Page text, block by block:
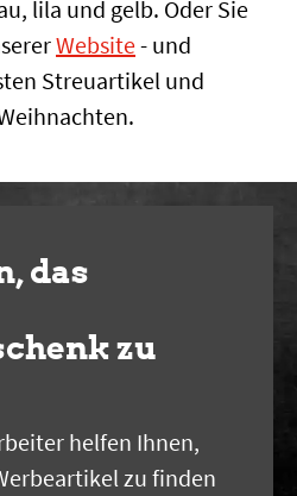
lila und gelb. Oder Sie
Website- und
Streuartikel und
das
zu
helfen Ihnen,
zu finden